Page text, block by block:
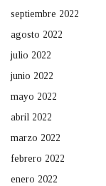
septiembre 2022
agosto 2022
julio 2022
junio 2022
mayo 2022
abril 2022
marzo 2022
febrero 2022
enero 2022